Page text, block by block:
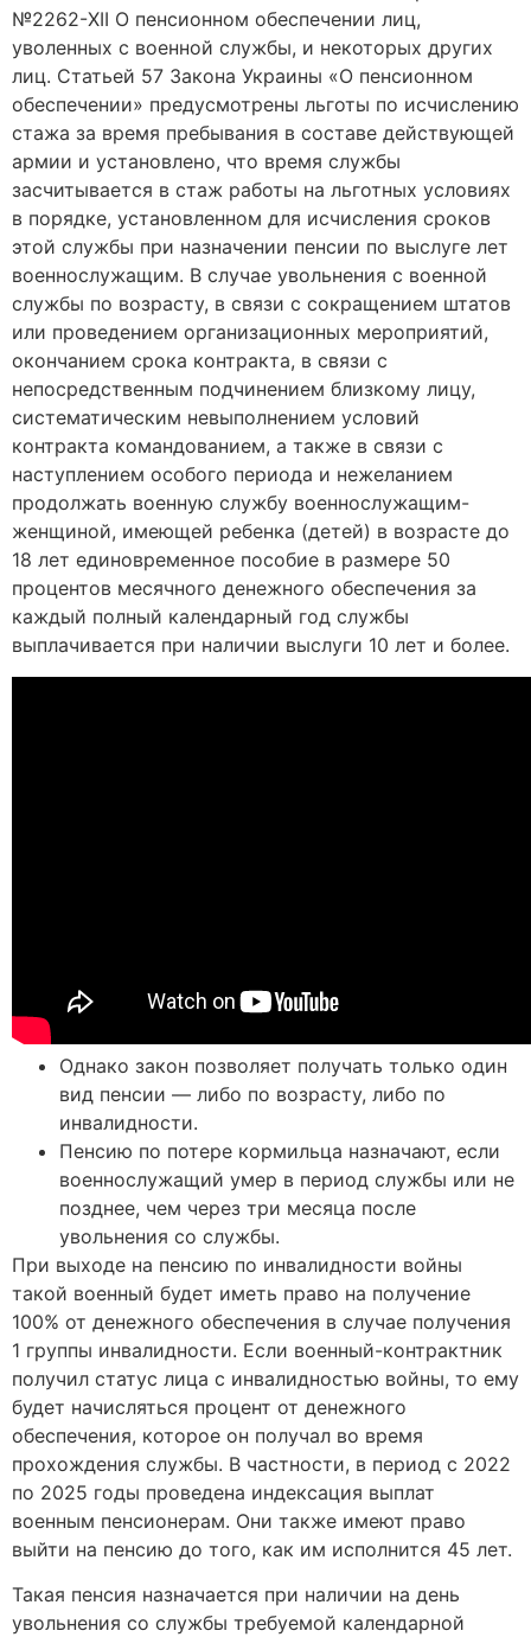
№2262-XII О пенсионном обеспечении лиц,
уволенных с военной службы, и некоторых других
лиц. Статьей 57 Закона Украины «О пенсионном
обеспечении» предусмотрены льготы по исчислению
стажа за время пребывания в составе действующей
армии и установлено, что время службы
засчитывается в стаж работы на льготных условиях
в порядке, установленном для исчисления сроков
этой службы при назначении пенсии по выслуге лет
военнослужащим. В случае увольнения с военной
службы по возрасту, в связи с сокращением штатов
или проведением организационных мероприятий,
окончанием срока контракта, в связи с
непосредственным подчинением близкому лицу,
систематическим невыполнением условий
контракта командованием, а также в связи с
наступлением особого периода и нежеланием
продолжать военную службу военнослужащим-
женщиной, имеющей ребенка (детей) в возрасте до
18 лет единовременное пособие в размере 50
процентов месячного денежного обеспечения за
каждый полный календарный год службы
выплачивается при наличии выслуги 10 лет и более.
Однако закон позволяет получать только один
вид пенсии — либо по возрасту, либо по
инвалидности.
Пенсию по потере кормильца назначают, если
военнослужащий умер в период службы или не
позднее, чем через три месяца после
увольнения со службы.
При выходе на пенсию по инвалидности войны
такой военный будет иметь право на получение
100% от денежного обеспечения в случае получения
1 группы инвалидности. Если военный-контрактник
получил статус лица с инвалидностью войны, то ему
будет начисляться процент от денежного
обеспечения, которое он получал во время
прохождения службы. В частности, в период с 2022
по 2025 годы проведена индексация выплат
военным пенсионерам. Они также имеют право
выйти на пенсию до того, как им исполнится 45 лет.
Такая пенсия назначается при наличии на день
увольнения со службы требуемой календарной